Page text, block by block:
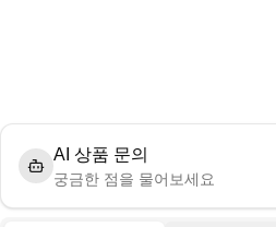
AI 상품 문의
궁금한 점을 물어보세요